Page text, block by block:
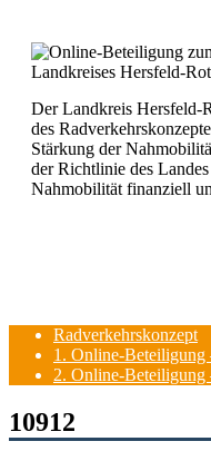
Der Landkreis Hersfeld-
des
Stärkung der
der Richtlinie des
Nahmobilität finanziell
Radverkehrskonzept
1. Online-Beteiligung
2. Online-Beteiligung
10912